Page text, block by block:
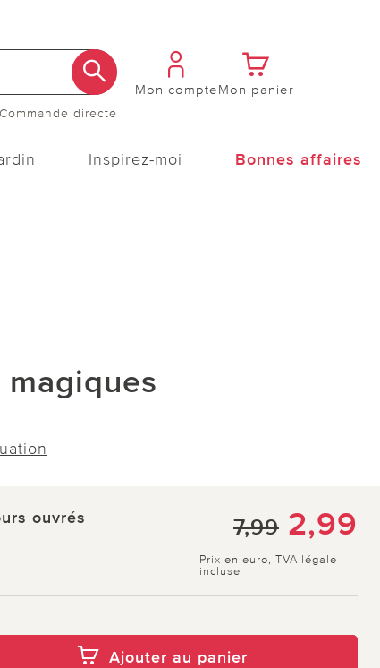
directe
Mon compteMon panier
Inspirez-moi Bonnes affaires
ouvrés 7,99 2,99
Prix en euro, TVA légale
incluse
Ajouter au panier